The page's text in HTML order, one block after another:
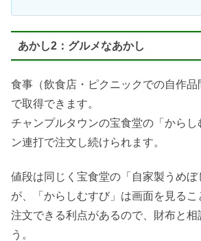
あかし2：グルメなあかし
食事（飲食店・ピクニックでの自作
で取得できます。
チャンプルタウンの宝食堂の「からし
ン連打で注文し続けられます。
値段は同じく宝食堂の「自家製うめ
が、「からしむすび」は画面を見る
注文できる利点があるので、財布と相
う。